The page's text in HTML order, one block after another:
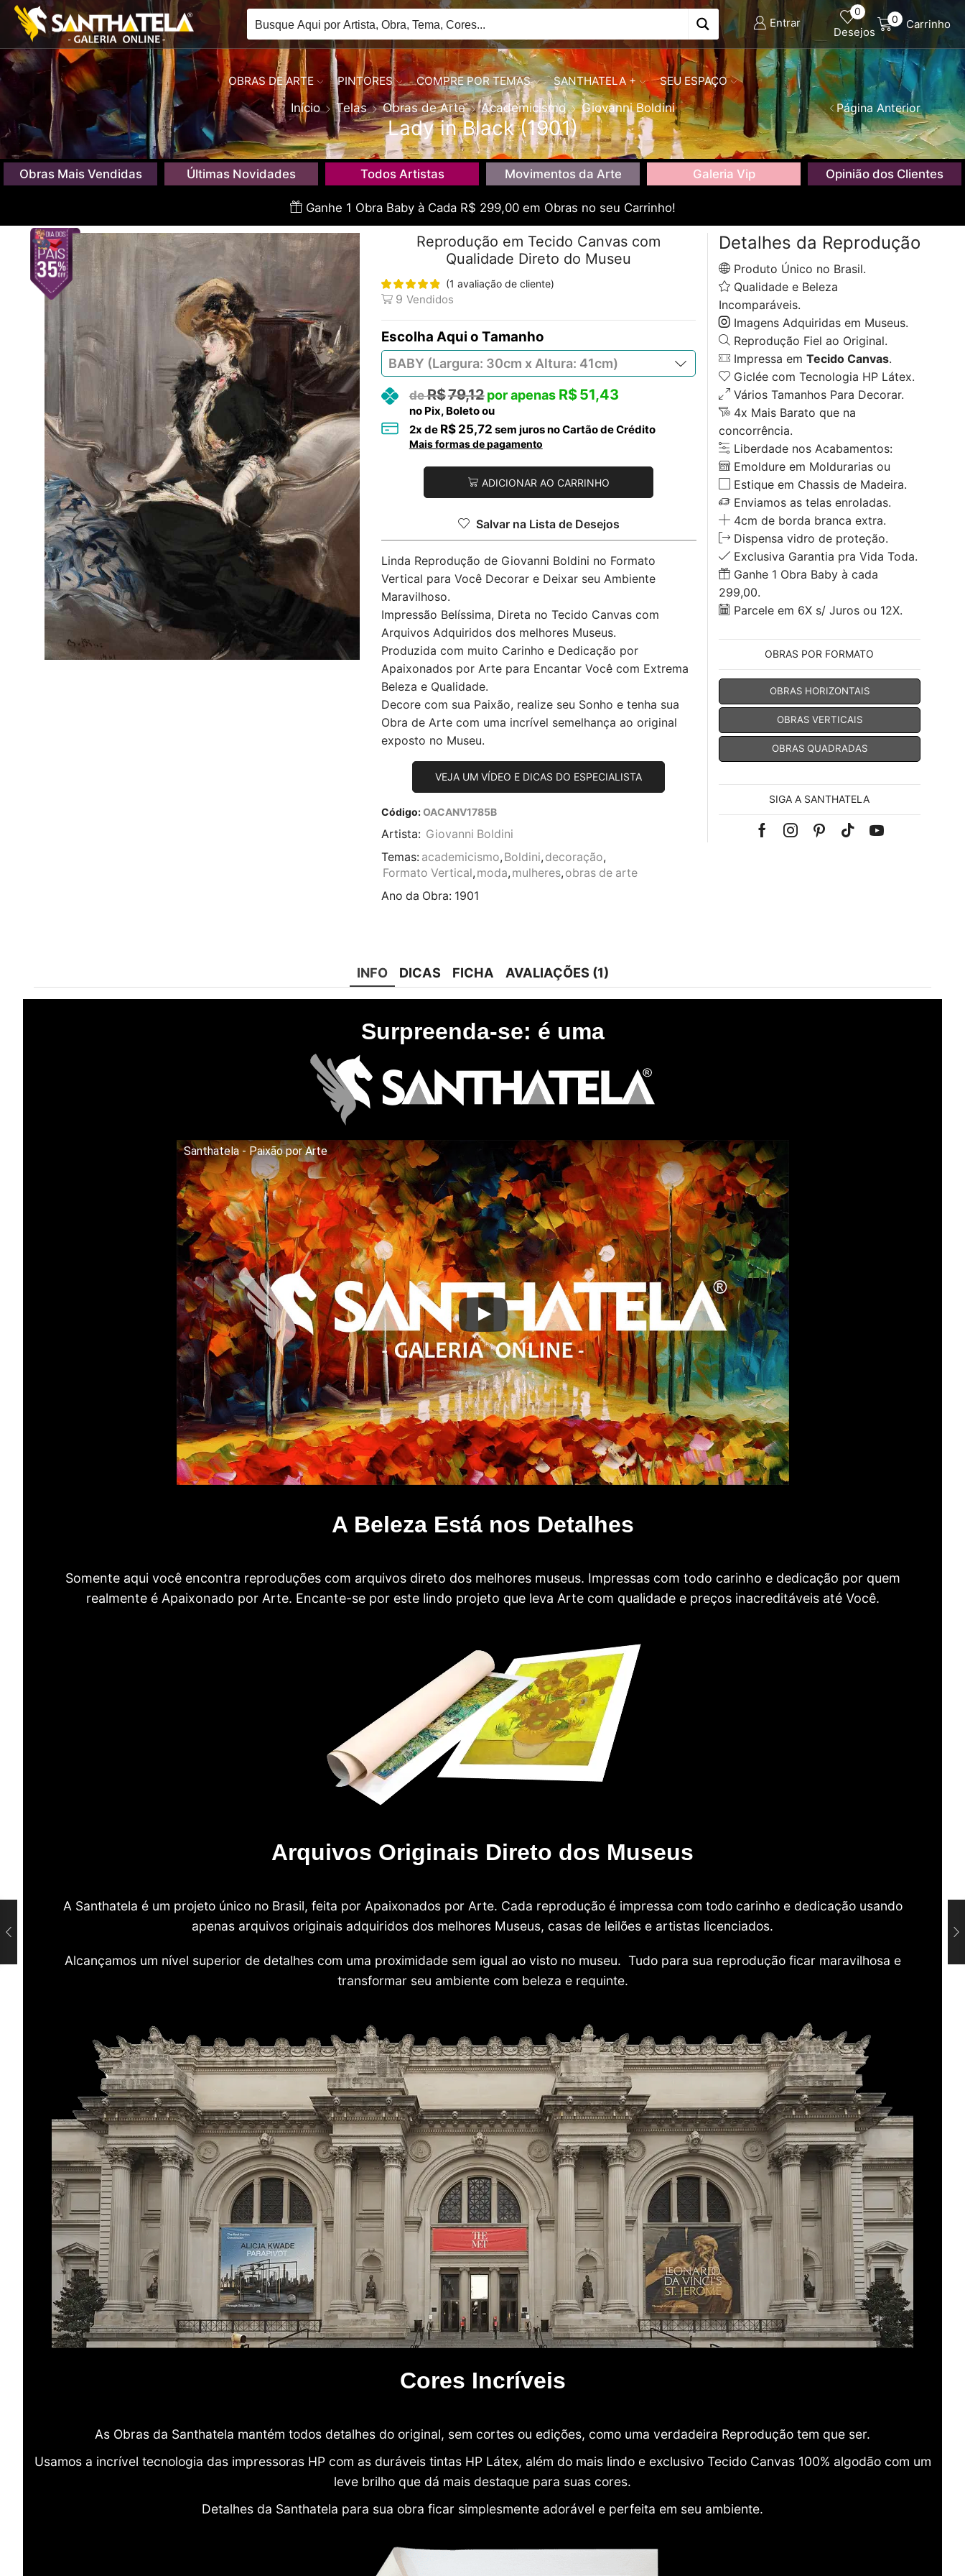
Entrar
0
Desejos
0 Carrinho
OBRAS DE ARTE PINTORES COMPRE POR TEMAS SANTHATELA + SEU ESPAÇO
Início Telas Obras de Arte Academicismo Giovanni Boldini
Lady in Black (1901)
Página Anterior
Obras Mais Vendidas Últimas Novidades Todos Artistas Movimentos da Arte Galeria Vip Opinião dos Clientes
Ganhe 1 Obra Baby à Cada R$ 299,00 em Obras no seu Carrinho!
Reprodução em Tecido Canvas com
Qualidade Direto do Museu
(1 avaliação de cliente)
9 Vendidos
Tamanho
R$79,12 R$51,43
no Pix, Boleto ou
2x de R$ 25,72 sem juros no Cartão de Crédito
Mais formas de pagamento
ADICIONAR AO CARRINHO
Salvar na Lista de Desejos
Linda Reprodução de Giovanni Boldini no Formato
Vertical para Você Decorar e Deixar seu Ambiente
Maravilhoso.
Impressão Belíssima, Direta no Tecido Canvas com
Arquivos Adquiridos dos melhores Museus.
Produzida com muito Carinho e Dedicação por
Apaixonados por Arte para Encantar Você com Extrema
Beleza e Qualidade.
Decore com sua Paixão, realize seu Sonho e tenha sua
Obra de Arte com uma incrível semelhança ao original
exposto no Museu.
VEJA UM VÍDEO E DICAS DO ESPECIALISTA
Código:OACANV1785B
Artista: Giovanni Boldini
Temas: academicismo, Boldini, decoração,
Formato Vertical, moda, mulheres, obras de arte
Ano da Obra: 1901
Detalhes da Reprodução
Produto Único no Brasil.
Qualidade e Beleza
Incomparáveis.
Imagens Adquiridas em Museus.
Reprodução Fiel ao Original.
Impressa em Tecido Canvas.
Giclée com Tecnologia HP Látex.
Vários Tamanhos Para Decorar.
4x Mais Barato que na
concorrência.
Liberdade nos Acabamentos:
Emoldure em Moldurarias ou
Estique em Chassis de Madeira.
Enviamos as telas enroladas.
4cm de borda branca extra.
Dispensa vidro de proteção.
Exclusiva Garantia pra Vida Toda.
Ganhe 1 Obra Baby à cada
299,00.
Parcele em 6X s/ Juros ou 12X.
OBRAS POR FORMATO
OBRAS HORIZONTAIS
OBRAS VERTICAIS
OBRAS QUADRADAS
SIGA A SANTHATELA
FacebookInstagramPinterest
Tik-Youtube
INFO DICAS FICHA AVALIAÇÕES (1)
Surpreenda-se: é uma
Santhatela - Paixão por Arte
A Beleza Está nos Detalhes
Somente aqui você encontra reproduções com arquivos direto dos melhores museus. Impressas com todo carinho e dedicação por quem
realmente é Apaixonado por Arte. Encante-se por este lindo projeto que leva Arte com qualidade e preços inacreditáveis até Você.
Arquivos Originais Direto dos Museus
A Santhatela é um projeto único no Brasil, feita por Apaixonados por Arte. Cada reprodução é impressa com todo carinho e dedicação usando
apenas arquivos originais adquiridos dos melhores Museus, casas de leilões e artistas licenciados.
Alcançamos um nível superior de detalhes com uma proximidade sem igual ao visto no museu. Tudo para sua reprodução ficar maravilhosa e
transformar seu ambiente com beleza e requinte.
Cores Incríveis
As Obras da Santhatela mantém todos detalhes do original, sem cortes ou edições, como uma verdadeira Reprodução tem que ser.
Usamos a incrível tecnologia das impressoras HP com as duráveis tintas HP Látex, além do mais lindo e exclusivo Tecido Canvas 100% algodão com um
leve brilho que dá mais destaque para suas cores.
Detalhes da Santhatela para sua obra ficar simplesmente adorável e perfeita em seu ambiente.